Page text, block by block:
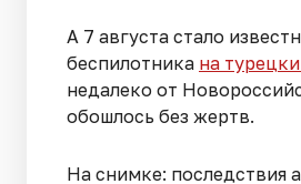
А 7 августа стало
беспилотника на
недалеко от
обошлось без жертв.
На снимке: последствия